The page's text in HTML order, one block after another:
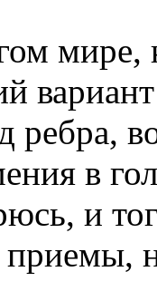
мире,
ребра,
в
и